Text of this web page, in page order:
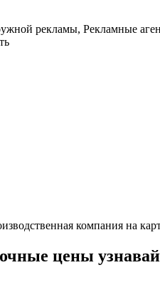
рекламы, Рекламные
компания на
цены